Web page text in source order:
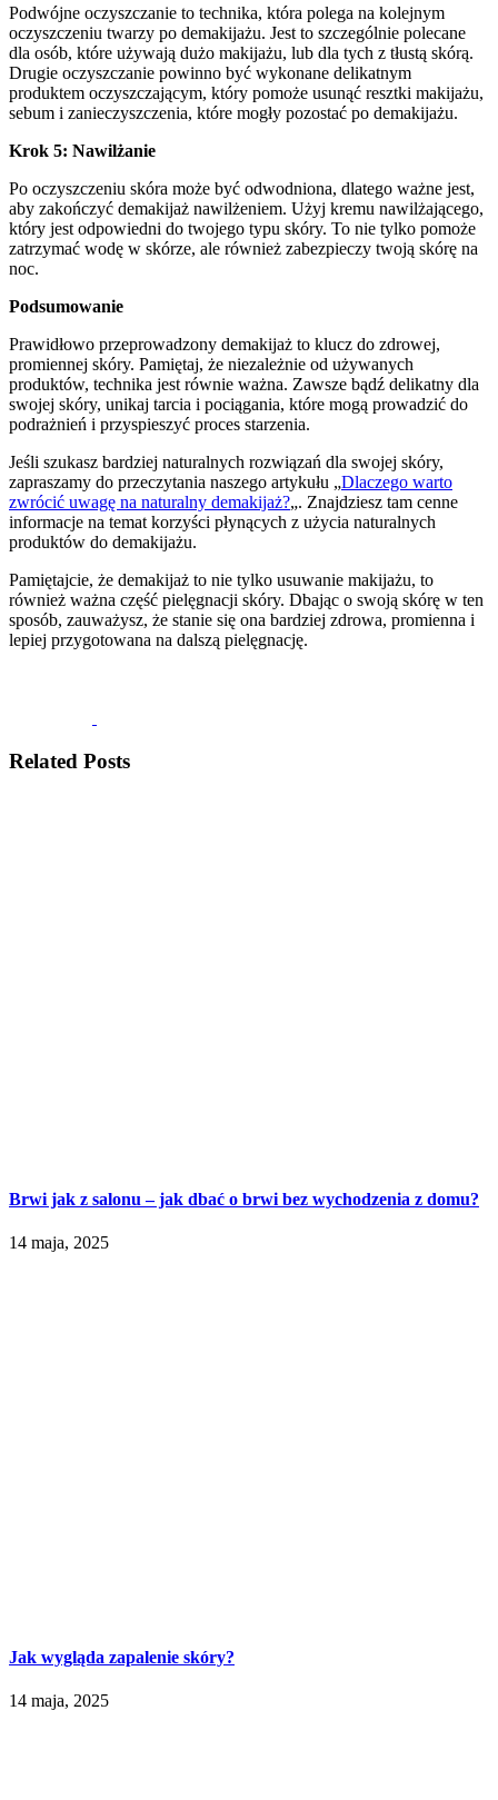
Podwójne oczyszczanie to technika, która polega na kolejnym
oczyszczeniu twarzy po demakijażu. Jest to szczególnie polecane
dla osób, które używają dużo makijażu, lub dla tych z tłustą skórą.
Drugie oczyszczanie powinno być wykonane delikatnym
produktem oczyszczającym, który pomoże usunąć resztki makijażu,
sebum i zanieczyszczenia, które mogły pozostać po demakijażu.
Krok 5: Nawilżanie
Po oczyszczeniu skóra może być odwodniona, dlatego ważne jest,
aby zakończyć demakijaż nawilżeniem. Użyj kremu nawilżającego,
który jest odpowiedni do twojego typu skóry. To nie tylko pomoże
zatrzymać wodę w skórze, ale również zabezpieczy twoją skórę na
noc.
Podsumowanie
Prawidłowo przeprowadzony demakijaż to klucz do zdrowej,
promiennej skóry. Pamiętaj, że niezależnie od używanych
produktów, technika jest równie ważna. Zawsze bądź delikatny dla
swojej skóry, unikaj tarcia i pociągania, które mogą prowadzić do
podrażnień i przyspieszyć proces starzenia.
Jeśli szukasz bardziej naturalnych rozwiązań dla swojej skóry,
zapraszamy do przeczytania naszego artykułu „Dlaczego warto
zwrócić uwagę na naturalny demakijaż?„. Znajdziesz tam cenne
informacje na temat korzyści płynących z użycia naturalnych
produktów do demakijażu.
Pamiętajcie, że demakijaż to nie tylko usuwanie makijażu, to
również ważna część pielęgnacji skóry. Dbając o swoją skórę w ten
sposób, zauważysz, że stanie się ona bardziej zdrowa, promienna i
lepiej przygotowana na dalszą pielęgnację.
Related Posts
Brwi jak z salonu – jak dbać o brwi bez wychodzenia z domu?
14 maja, 2025
Jak wygląda zapalenie skóry?
14 maja, 2025